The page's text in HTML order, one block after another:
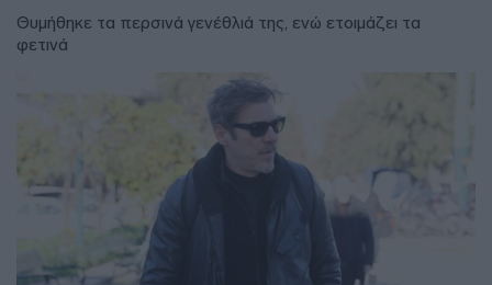
Θυμήθηκε τα περσινά γενέθλιά της, ενώ ετοιμάζει τα
φετινά